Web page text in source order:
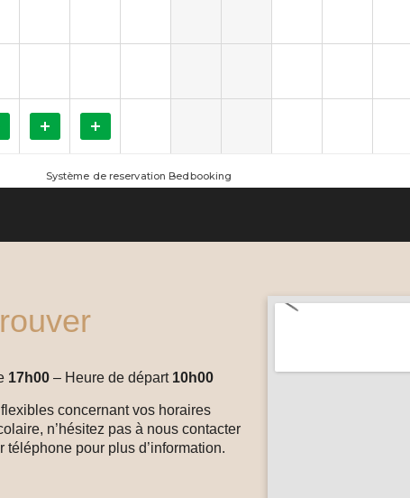
17h00– Heure de départ 10h00
concernant vos horaires
n’hésitez pas à nous contacter
téléphone pour plus d’information.